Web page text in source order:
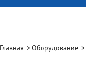
Главная Оборудование